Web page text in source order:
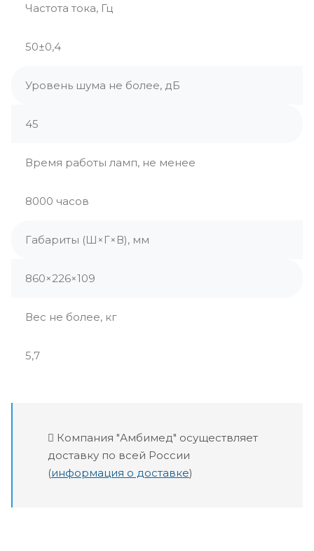
Частота тока, Гц
50±0,4
Уровень шума не более, дБ
45
Время работы ламп, не менее
8000 часов
Габариты (Ш×Г×В), мм
860×226×109
Вес не более, кг
5,7
Компания "Амбимед" осуществляет
доставку по всей России
(информация о доставке)